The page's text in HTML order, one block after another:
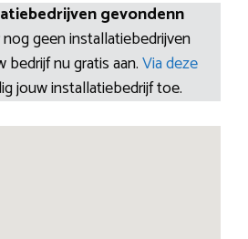
gevondenn
geen installatiebedrijven
nu gratis aan.Via deze
jouw installatiebedrijf toe.